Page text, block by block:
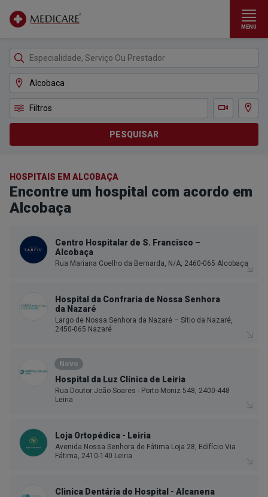
MENU
Filtros
Teleconsulta
Ver
PESQUISAR
HOSPITAIS EM ALCOBAÇA
Encontre um hospital com acordo em
Alcobaça
Centro Hospitalar de S. Francisco –
Alcobaça
Rua Mariana Coelho da Bernarda, N/A, 2460-065 Alcobaça
Hospital da Confraria de Nossa Senhora
da Nazaré
Largo de Nossa Senhora da Nazaré – Sítio da Nazaré,
2450-065 Nazaré
Novo
Hospital da Luz Clínica de Leiria
Rua Doutor João Soares - Porto Moniz 548, 2400-448
Leiria
Loja Ortopédica - Leiria
Avenida Nossa Senhora de Fátima Loja 28, Edifício Via
Fátima, 2410-140 Leiria
Clinica Dentária do Hospital - Alcanena